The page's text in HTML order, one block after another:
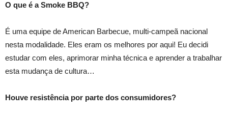
O que é a Smoke BBQ?
É uma equipe de American Barbecue, multi-campeã nacional
nesta modalidade. Eles eram os melhores por aqui! Eu decidi
estudar com eles, aprimorar minha técnica e aprender a trabalhar
esta mudança de cultura…
Houve resistência por parte dos consumidores?